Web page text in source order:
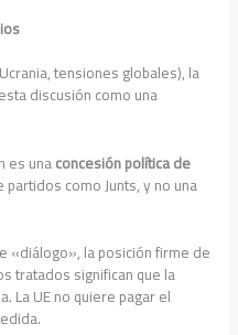
tensiones globales), la
discusión como una
es unaconcesión política de
como Junts, y no una
«diálogo», la posición firme de
tratados significan que la
La UE no quiere pagar el